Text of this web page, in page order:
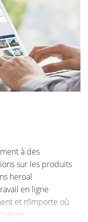
à des
sur les produits
heroal
en ligne
et n’importe où